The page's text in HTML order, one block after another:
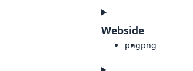
Webside
pngpng